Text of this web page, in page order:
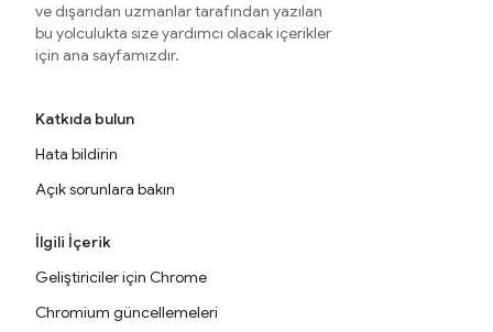
ve dışarıdan uzmanlar tarafından yazılan
bu yolculukta size yardımcı olacak içerikler
için ana sayfamızdır.
Katkıda bulun
Hata bildirin
Açık sorunlara bakın
İlgili İçerik
Geliştiriciler için Chrome
Chromium güncellemeleri